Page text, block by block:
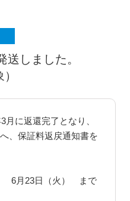
しました。
月に返還完了となり、
、保証料返戻通知書を
6月23日（火） まで